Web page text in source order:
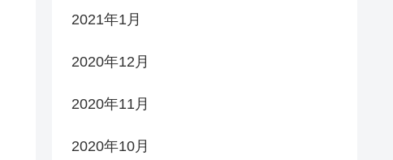
2021年1月
2020年12月
2020年11月
2020年10月